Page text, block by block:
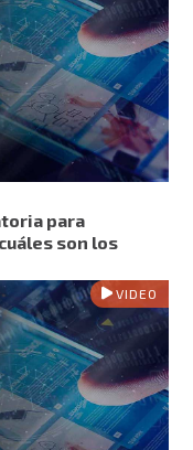
para
son los
VIDEO